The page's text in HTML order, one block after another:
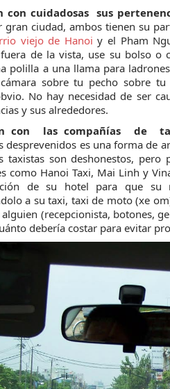
con cuidadosas sus
gran ciudad, ambos tienen su
viejo de Hanoi y el Pham
de la vista, use su bolso o
polilla a una llama para
sobre tu pecho sobre
No hay necesidad de ser
y sus alrededores.
con las compañías de
desprevenidos es una forma de
taxistas son deshonestos, pero
como Hanoi Taxi, Mai Linh y
de su hotel para que
a su taxi, taxi de moto (xe
(recepcionista, botones,
debería costar para evitar